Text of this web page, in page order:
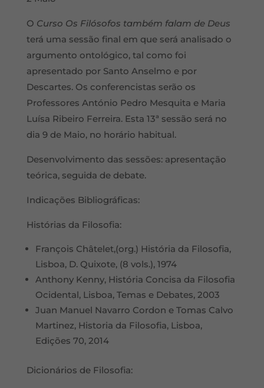
O Curso Os Filósofos também falam de Deus
terá uma sessão final em que será analisado o
argumento ontológico, tal como foi
apresentado por Santo Anselmo e por
Descartes. Os conferencistas serão os
Professores António Pedro Mesquita e Maria
Luísa Ribeiro Ferreira. Esta 13ª sessão será no
dia 9 de Maio, no horário habitual.
Desenvolvimento das sessões: apresentação
teórica, seguida de debate.
Indicações Bibliográficas:
Histórias da Filosofia:
François Châtelet,(org.) História da Filosofia,
Lisboa, D. Quixote, (8 vols.), 1974
Anthony Kenny, História Concisa da Filosofia
Ocidental, Lisboa, Temas e Debates, 2003
Juan Manuel Navarro Cordon e Tomas Calvo
Martinez, Historia da Filosofia, Lisboa,
Edições 70, 2014
Dicionários de Filosofia: